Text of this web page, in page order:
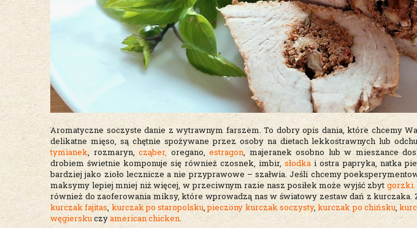
Aromatyczne soczyste danie z wytrawnym farszem. To dobry opis dania, które chcemy
delikatne mięso, są chętnie spożywane przez osoby na dietach lekkostrawnych lub
tymianek, rozmaryn,cząber, oregano,estragon, majeranek osobno lub w mieszance
drobiem świetnie komponuje się również czosnek, imbir,słodka i ostra papryka, natka
bardziej jako zioło lecznicze a nie przyprawowe – szałwia. Jeśli chcemy
maksymy lepiej mniej niż więcej, w przeciwnym razie nasz posiłek może wyjść zbyt gorzki.
również do zaoferowania miksy, które wprowadzą nas w światowy zestaw dań z kurczaka.
kurczak fajitas, kurczak po staropolsku,pieczony kurczak soczysty,kurczak po chińsku,
węgierskuczyamerican chicken.